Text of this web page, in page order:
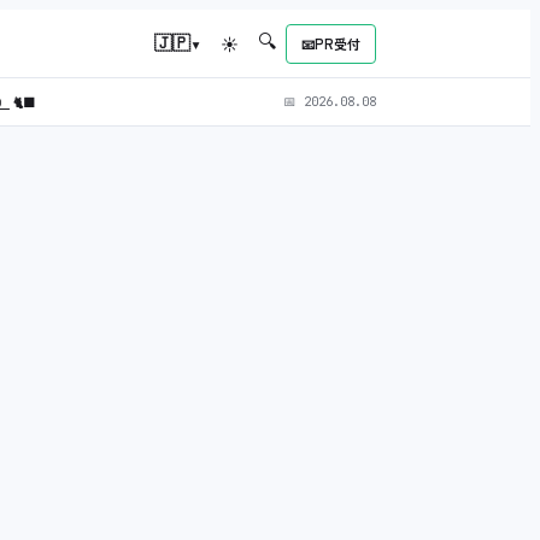
🇯🇵▾ ☀ 🔍 📧PR受付
🐈‍⬛ 📅 2026.08.08